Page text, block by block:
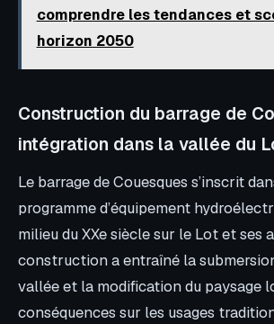
comprendre les tendances et
horizon 2050
Construction du barrage de
intégration dans la vallée du
Le barrage de Couesques s’inscrit
programme d’équipement
milieu du XXe siècle sur le Lot et ses
construction a entraîné la
vallée et la modification du paysage
conséquences sur les usages